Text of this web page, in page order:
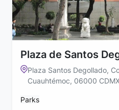
Plaza de Santos
Plaza Santos Degollado,
Cuauhtémoc, 06000
Parks